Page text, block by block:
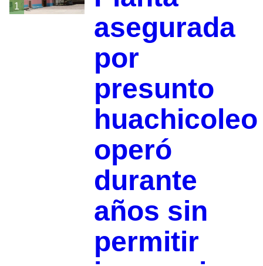
1
asegurada
por
presunto
huachicoleo
operó
durante
años sin
permitir